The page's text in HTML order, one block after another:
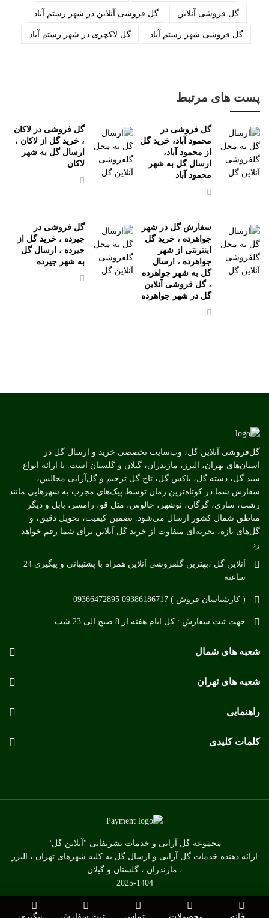
گل فروشی آنلاین گل فروشی آنلاین در شهر رستم آباد
گل فروشی شهر رستم آباد گل لاکچری در شهر رستم آباد
پست های مرتبط
گل فروشی در
محمود آباد، خرید گل
از محمود آباد،
ارسال گل به شهر
محمود آباد
گل فروشی در لاکان
، خرید گل از لاکان ،
ارسال گل به شهر
لاکان
سفارش گل در شهر
جواهرده ، خرید گل
اینترنتی از شهر
جواهرده ، ارسال
گل به شهر جواهرده
، گل فروشی آنلاین
گل در شهر جواهرده
گل فروشی در
جیرده ، خرید گل از
جیرده ، ارسال گل
به شهر جیرده
گل‌فروشی آنلاین گل، وب‌سایت تخصصی خرید و ارسال گل در
استان‌های تهران، البرز، مازندران، گیلان و گلستان است. با ارائه انواع
سبد گل، دسته گل، باکس گل، تاج گل ترحیم و گل‌آرایی مجالس،
سفارش شما در کوتاه‌ترین زمان توسط پیک‌های مجرب به شهرهایی مانند
رشت، ساری، گرگان، نوشهر، چالوس، متل قو، رامسر، بابل و دیگر
مناطق شمال کشور ارسال می‌شود. تضمین کیفیت، تحویل دقیق، و
گل‌های تازه، تجربه‌ای متفاوت از خرید گل آنلاین برای شما رقم خواهد
زد.
آنلاین گل ،بهترین گلفروشی آنلاین همراه با پشتیبانی و پیگیری 24
ساعته
( کارشناسان فروش ) 09386186717 09366472895
جهت ثبت سفارش : کل ایام هفته از 8 صبح الی 23 شب
شعبه های شمال
شعبه های تهران
راهنمایی
کلمات کلیدی
مجموعه گل آرایی و خدمات تشریفاتی "آنلاین گل"
ارائه دهنده خدمات گل آرایی و ارسال گل به کلیه شهرهای تهران ، البرز
، مازندران ، گلستان و گیلان
2025-1404